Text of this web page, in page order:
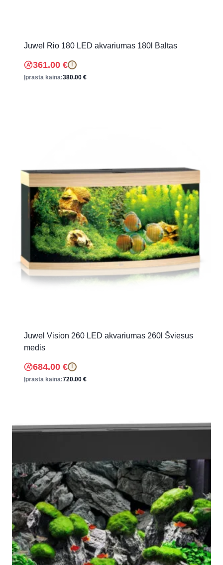
Juwel Rio 180 LED akvariumas 180l Baltas
361.00 € !
Įprasta kaina:380.00 €
Juwel Vision 260 LED akvariumas 260l Šviesus
medis
684.00 € !
Įprasta kaina:720.00 €